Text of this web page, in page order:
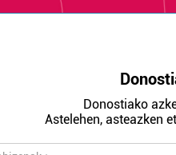
Donostiako
Astelehen, asteazken